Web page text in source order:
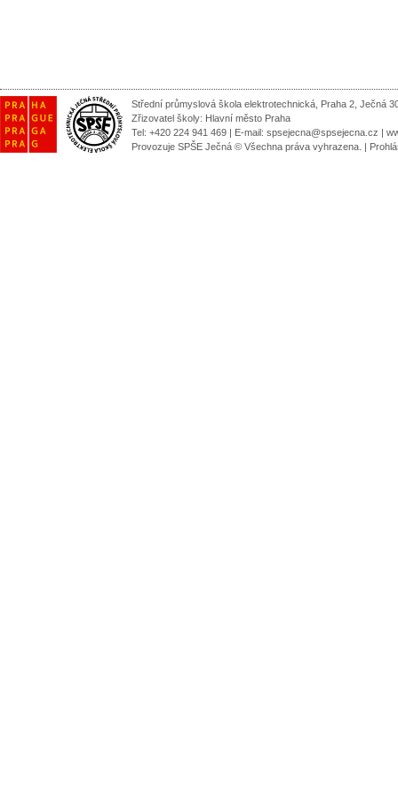
Střední průmyslová škola elektrotechnická, Praha 2, Ječná
Zřizovatel školy: Hlavní město Praha
Tel: +420 224 941 469 | E-mail: spsejecna@spsejecna.cz |
Provozuje SPŠE Ječná © Všechna práva vyhrazena. |